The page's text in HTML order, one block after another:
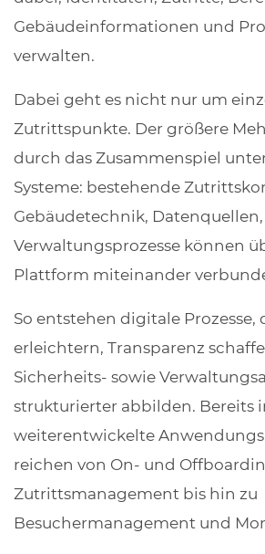
Gebäudeinformationen und
verwalten.
Dabei geht es nicht nur um
Zutrittspunkte. Der größere
durch das Zusammenspiel
Systeme: bestehende
Gebäudetechnik,
Verwaltungsprozesse können
Plattform miteinander
So entstehen digitale Prozesse,
erleichtern, Transparenz
Sicherheits- sowie
strukturierter abbilden. Bereits
weiterentwickelte
reichen von On- und
Zutrittsmanagement bis hin zu
Besuchermanagement und